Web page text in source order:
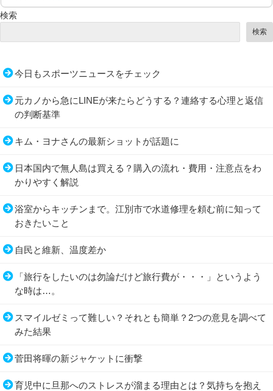
検索
検索
今日もスポーツニュースをチェック
元カノから急にLINEが来たらどうする？連絡する心理と返信
の判断基準
キム・ヨナさんの最新ショットが話題に
日本国内で無人島は買える？購入の流れ・費用・注意点をわ
かりやすく解説
浴室からキッチンまで。江別市で水道修理を頼む前に知って
おきたいこと
自民と維新、温度差か
「旅行をしたいのは勿論だけど旅行費が・・・」というよう
な時は…。
スマイルゼミって難しい？それとも簡単？2つの意見を調べて
みた結果
菅田将暉の新ジャケットに衝撃
育児中に旦那へのストレスが溜まる理由とは？気持ちを抱え